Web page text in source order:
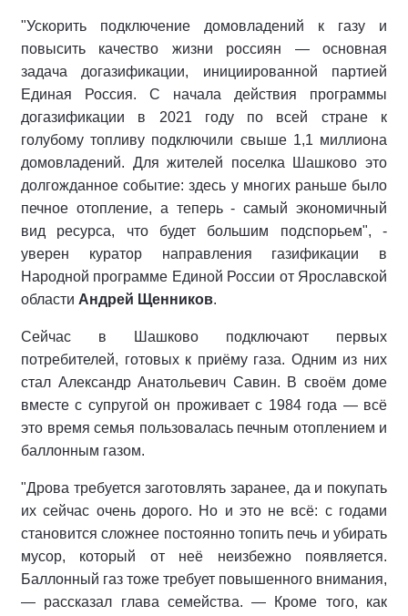
"Ускорить подключение домовладений к газу и
повысить качество жизни россиян — основная
задача догазификации, инициированной партией
Единая Россия. С начала действия программы
догазификации в 2021 году по всей стране к
голубому топливу подключили свыше 1,1 миллиона
домовладений. Для жителей поселка Шашково это
долгожданное событие: здесь у многих раньше было
печное отопление, а теперь - самый экономичный
вид ресурса, что будет большим подспорьем", -
уверен куратор направления газификации в
Народной программе Единой России от Ярославской
области Андрей Щенников.
Сейчас в Шашково подключают первых
потребителей, готовых к приёму газа. Одним из них
стал Александр Анатольевич Савин. В своём доме
вместе с супругой он проживает с 1984 года — всё
это время семья пользовалась печным отоплением и
баллонным газом.
"Дрова требуется заготовлять заранее, да и покупать
их сейчас очень дорого. Но и это не всё: с годами
становится сложнее постоянно топить печь и убирать
мусор, который от неё неизбежно появляется.
Баллонный газ тоже требует повышенного внимания,
— рассказал глава семейства. — Кроме того, как